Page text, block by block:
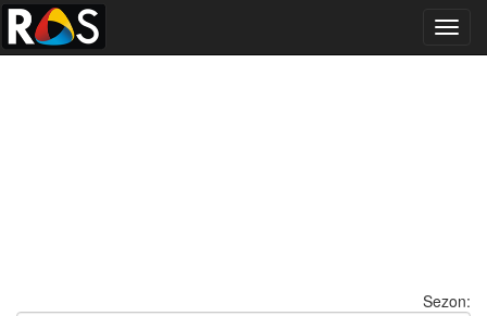
Sezon: